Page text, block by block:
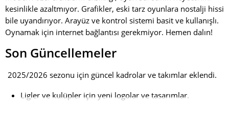
kesinlikle azaltmıyor. Grafikler, eski tarz oyunlara nostalji hissi
bile uyandırıyor. Arayüz ve kontrol sistemi basit ve kullanışlı.
Oynamak için internet bağlantısı gerekmiyor. Hemen dalın!
Son Güncellemeler
2025/2026 sezonu için güncel kadrolar ve takımlar eklendi.
Ligler ve kulüpler için yeni logolar ve tasarımlar.